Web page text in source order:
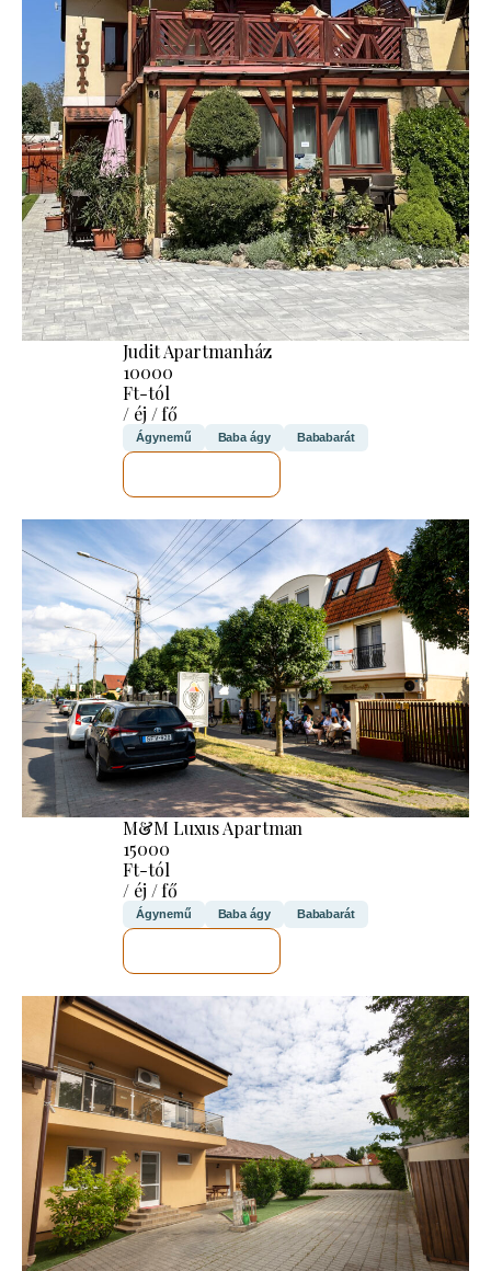
Judit Apartmanház
10000
Ft-tól
/ éj / fő
Ágynemű Baba ágy Bababarát
M&M Luxus Apartman
15000
Ft-tól
/ éj / fő
Ágynemű Baba ágy Bababarát